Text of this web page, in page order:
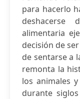
para hacerlo
alimentaria
decisión de
de sentarse a
remonta la
los animales
durante